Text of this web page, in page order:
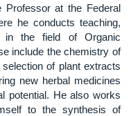
at the Federal
he conducts teaching,
in the field of Organic
include the chemistry of
of plant extracts
new herbal medicines
potential. He also works
to the synthesis of